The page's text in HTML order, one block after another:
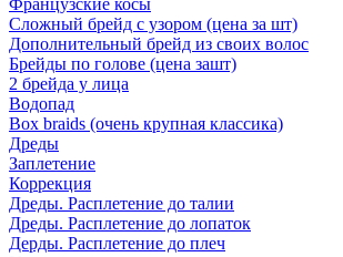
Французские косы
Сложный брейд с узором (цена за шт)
Дополнительный брейд из своих волос
Брейды по голове (цена зашт)
2 брейда у лица
Водопад
Box braids (очень крупная классика)
Дреды
Заплетение
Коррекция
Дреды. Расплетение до талии
Дреды. Расплетение до лопаток
Дерды. Расплетение до плеч